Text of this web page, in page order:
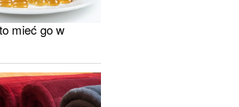
mieć go w